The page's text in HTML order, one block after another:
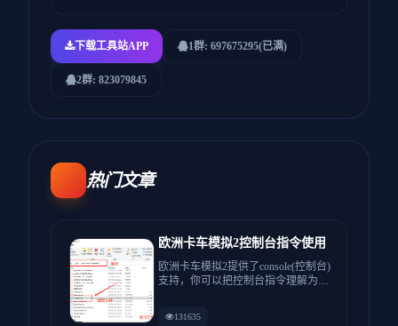
下载工具站APP 1群: 697675295(已满)
2群: 823079845
热门文章
欧洲卡车模拟2控制台指令使用
欧洲卡车模拟2提供了console(控制台)
支持，你可以把控制台指令理解为游
131635